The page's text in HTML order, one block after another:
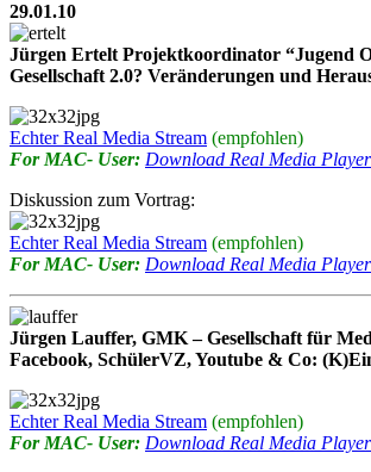
29.01.10
Jürgen Ertelt Projektkoordinator “Jugend
Gesellschaft 2.0? Veränderungen und
Echter Real Media Stream (empfohlen)
For MAC- User: Download Real Media
Diskussion zum Vortrag:
Echter Real Media Stream (empfohlen)
For MAC- User: Download Real Media
Jürgen Lauffer, GMK – Gesellschaft für
Facebook, SchülerVZ, Youtube & Co:
Echter Real Media Stream (empfohlen)
For MAC- User: Download Real Media